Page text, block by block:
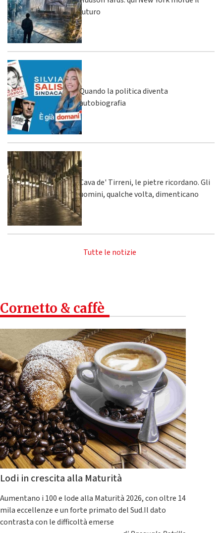
futuro
Quando la politica diventa
autobiografia
Cava de' Tirreni, le pietre ricordano. Gli
uomini, qualche volta, dimenticano
Tutte le notizie
Cornetto & caffè
Lodi in crescita alla Maturità
Aumentano i 100 e lode alla Maturità 2026, con oltre 14
mila eccellenze e un forte primato del Sud.Il dato
contrasta con le difficoltà emerse